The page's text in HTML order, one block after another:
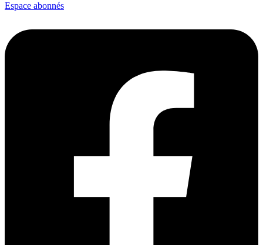
Espace abonnés